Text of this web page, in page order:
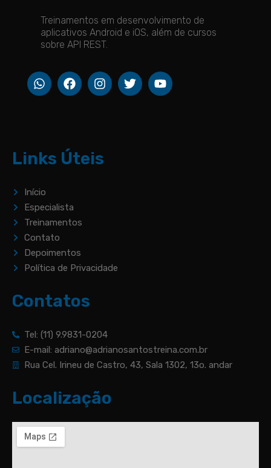
Treinamentos em desenvolvimento de
aplicativos Android e iOS, além de cursos
sobre API REST.
Links Úteis
Início
Especialista
Treinamentos
Contato
Depoimentos
Política de Privacidade
Contatos
Tel: (11) 9.9831-0204
E-mail: adriano@adrianosantostreina.com.br
Rua Cel. Irineu de Castro, 43, Sala 1302, 13o. andar
Localização